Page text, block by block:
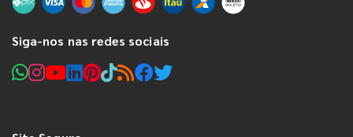
Siga-nos nas redes sociais